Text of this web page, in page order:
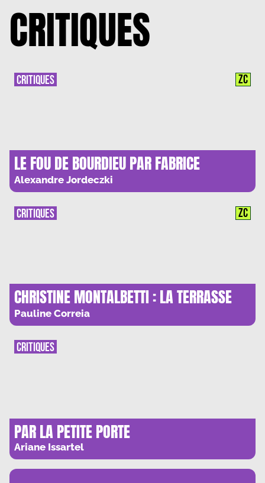
CRITIQUES
LE FOU DE BOURDIEU PAR FABRICE
PLISKIN : NECESSAIRE LECON D’IRONIE
Alexandre Jordeczki
CRITIQUES ZC
CHRISTINE MONTALBETTI : LA TERRASSE
COMME FABRIQUE DE LA FICTION
Pauline Correia
CRITIQUES ZC
PAR LA PETITE PORTE
Ariane Issartel
CRITIQUES